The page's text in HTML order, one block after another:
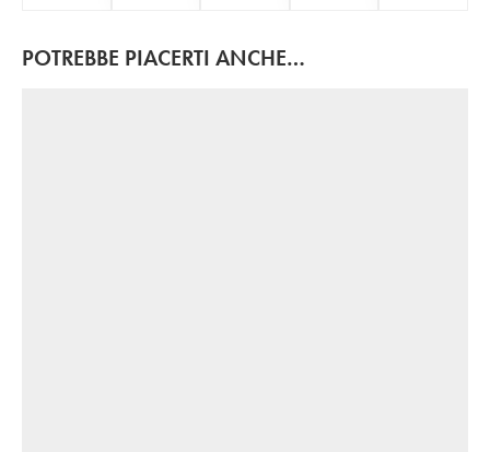
POTREBBE PIACERTI ANCHE…